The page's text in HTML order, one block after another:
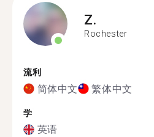
Z.
Rochester
流利
简体中文 繁体中文
学
英语